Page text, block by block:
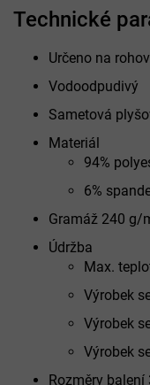
Technické
Určeno na
Vodoodpudivý
Sametová
Materiál
94%
6%
Gramáž 240 g/
Údržba
Max.
Výrobek
Výrobek
Výrobek
Rozměry balení